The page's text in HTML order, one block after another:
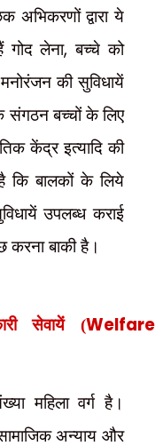
अभिकरणों द्वारा ये
गोद लेना,बच्चे को
की सुविधायें
संगठन बच्चों के लिए
केंद्र इत्यादि की
कि बालकों के लिये
उपलब्ध कराई
करना बाकी है।
सेवायें (Welfare
महिला वर्ग है।
अन्याय और